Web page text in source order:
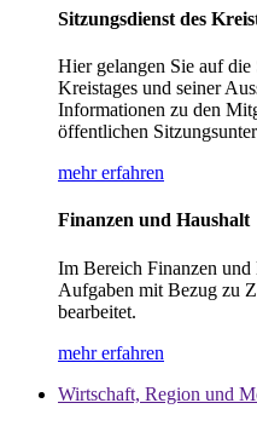
Sitzungsdienst des
Hier gelangen Sie auf die
Kreistages und seiner
Informationen zu den
öffentlichen
mehr erfahren
Finanzen und Haushalt
Im Bereich Finanzen und
Aufgaben mit Bezug zu
bearbeitet.
mehr erfahren
Wirtschaft, Region und